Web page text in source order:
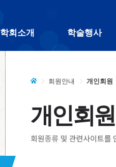
학회소개 학술행사
개인회원
회원안내 개인회원